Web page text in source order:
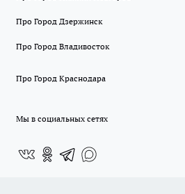
Про Город Дзержинск
Про Город Владивосток
Про Город Краснодара
Мы в социальных сетях